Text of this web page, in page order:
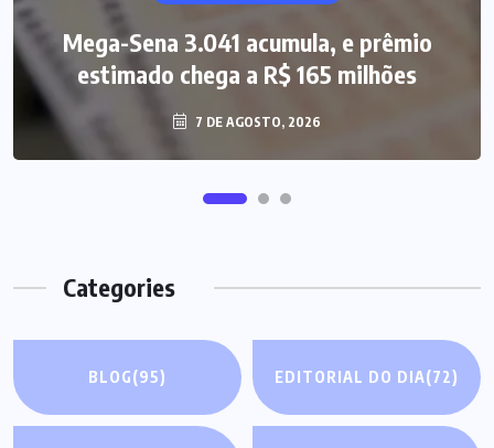
Mega-Sena 3.041 acumula, e prêmio
estimado chega a R$ 165 milhões
7 DE AGOSTO, 2026
Categories
BLOG(95) EDITORIAL DO DIA(72)